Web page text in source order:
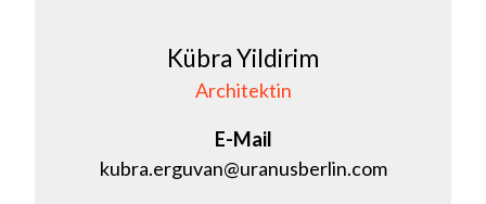
Kübra Yildirim
Architektin
E-Mail
kubra.erguvan@uranusberlin.com